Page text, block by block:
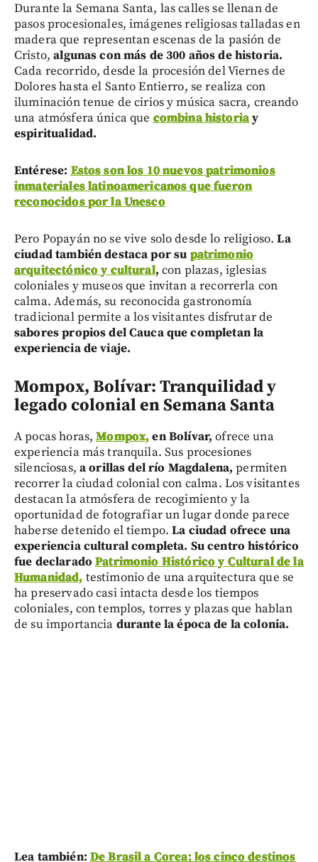
Durante la Semana Santa, las calles se llenan de
pasos procesionales, imágenes religiosas talladas en
madera que representan escenas de la pasión de
Cristo,algunas con más de 300 años de historia.
Cada recorrido, desde la procesión del Viernes de
Dolores hasta el Santo Entierro, se realiza con
iluminación tenue de cirios y música sacra, creando
una atmósfera única que combina historiay
espiritualidad.
Entérese: Estos son los 10 nuevos patrimonios
inmateriales latinoamericanos que fueron
reconocidos por la Unesco
Pero Popayán no se vive solo desde lo religioso.La
ciudad también destaca por su patrimonio
arquitectónico y cultural, con plazas, iglesias
coloniales y museos que invitan a recorrerla con
calma. Además, su reconocida gastronomía
tradicional permite a los visitantes disfrutar de
sabores propios del Cauca que completan la
experiencia de viaje.
Mompox, Bolívar: Tranquilidad y
legado colonial en Semana Santa
A pocas horas,Mompox, en Bolívar, ofrece una
experiencia más tranquila. Sus procesiones
silenciosas, a orillas del río Magdalena, permiten
recorrer la ciudad colonial con calma. Los visitantes
destacan la atmósfera de recogimiento y la
oportunidad de fotografiar un lugar donde parece
haberse detenido el tiempo.La ciudad ofrece una
experiencia cultural completa. Su centro histórico
fue declaradoPatrimonio Histórico y Cultural de la
Humanidad, testimonio de una arquitectura que se
ha preservado casi intacta desde los tiempos
coloniales, con templos, torres y plazas que hablan
de su importancia durante la época de la colonia.
Lea también: De Brasil a Corea: los cinco destinos